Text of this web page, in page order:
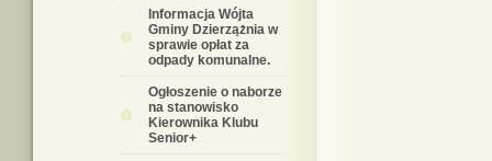
Informacja Wójta
Gminy Dzierzążnia w
sprawie opłat za
odpady komunalne.
Ogłoszenie o naborze
na stanowisko
Kierownika Klubu
Senior+